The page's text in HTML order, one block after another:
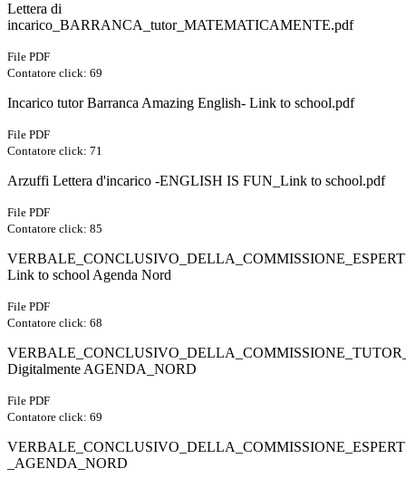
Lettera di
incarico_BARRANCA_tutor_MATEMATICAMENTE.pdf
File PDF
Contatore click: 69
Incarico tutor Barranca Amazing English- Link to school.pdf
File PDF
Contatore click: 71
Arzuffi Lettera d'incarico -ENGLISH IS FUN_Link to school.pdf
File PDF
Contatore click: 85
Link to school Agenda Nord
File PDF
Contatore click: 68
Digitalmente AGENDA_NORD
File PDF
Contatore click: 69
_AGENDA_NORD